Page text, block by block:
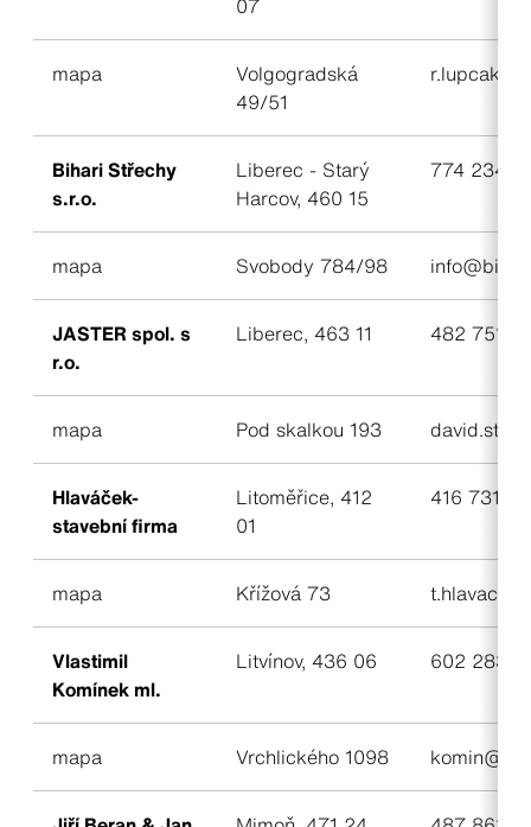
07
mapa
Volgogradská
49/51
Bihari Střechy
s.r.o.
Liberec - Starý
Harcov, 460 15
774 234
mapa Svobody 784/98
JASTER spol. s
r.o.
Liberec, 463 11 482 751
mapa Pod skalkou 193
Hlaváček-
stavební firma
Litoměřice, 412
01
416 731
mapa Křížová 73
Vlastimil
Komínek ml.
Litvínov, 436 06 602 283
mapa Vrchlického 1098